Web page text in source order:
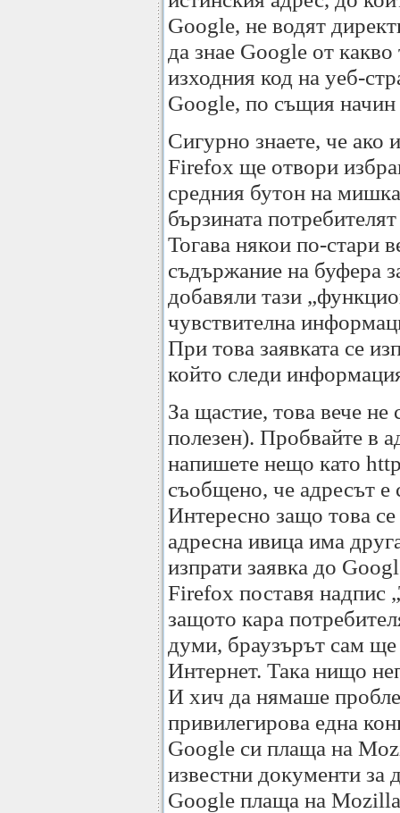
Google, не водят
да знае Google от
изходния код на уеб-
Google, по същия начин
Сигурно знаете, че ако
Firefox ще отвори
средния бутон на
бързината
Тогава някои по-стари
съдържание на буфера
добавяли тази
чувствителна
При това заявката се
който следи
За щастие, това вече
полезен). Пробвайте в
напишете нещо като
съобщено, че адресът е
Интересно защо това
адресна ивица има
изпрати заявка до
Firefox поставя надпис
защото кара
думи, браузърът сам
Интернет. Така нищо
И хич да нямаше
привилегирова една
Google си плаща на
известни документи за
Google плаща на